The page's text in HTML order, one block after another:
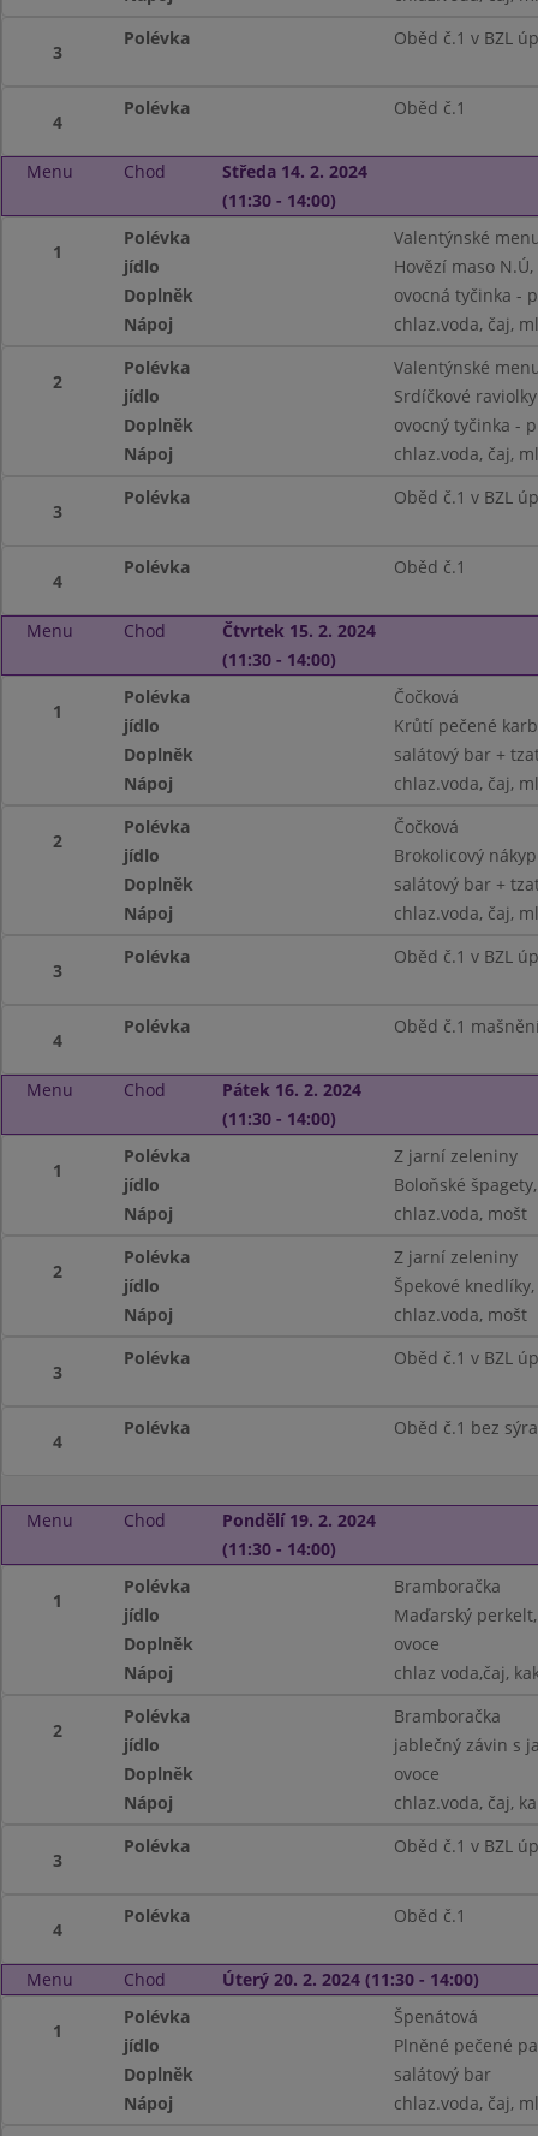
3
Polévka Oběd č.1 v BZL
4
Polévka Oběd č.1
Menu Chod
Středa 14. 2. 2024
(11:30 - 14:00)
1
Polévka
Valentýnské
jídlo
Hovězí maso
Doplněk
ovocná tyčinka -
Nápoj
chlaz.voda, čaj,
2
Polévka
Valentýnské
jídlo
Srdíčkové
Doplněk
ovocný tyčinka -
Nápoj
chlaz.voda, čaj,
3
Polévka Oběd č.1 v BZL
4
Polévka Oběd č.1
Menu Chod
Čtvrtek 15. 2. 2024
(11:30 - 14:00)
1
Polévka
Čočková
jídlo
Krůtí pečené
Doplněk
salátový bar +
Nápoj
chlaz.voda, čaj,
2
Polévka
Čočková
jídlo
Brokolicový
Doplněk
salátový bar +
Nápoj
chlaz.voda, čaj,
3
Polévka Oběd č.1 v BZL
4
Polévka Oběd č.1
Menu Chod
Pátek 16. 2. 2024
(11:30 - 14:00)
1
Polévka
Z jarní zeleniny
jídlo
Boloňské
Nápoj
chlaz.voda, mošt
2
Polévka
Z jarní zeleniny
jídlo
Špekové
Nápoj
chlaz.voda, mošt
3
Polévka Oběd č.1 v BZL
4
Polévka Oběd č.1 bez sýra
Menu Chod
Pondělí 19. 2. 2024
(11:30 - 14:00)
1
Polévka
Bramboračka
jídlo
Maďarský
Doplněk
ovoce
Nápoj
chlaz voda,čaj,
2
Polévka
Bramboračka
jídlo
jablečný závin s
Doplněk
ovoce
Nápoj
chlaz.voda, čaj,
3
Polévka Oběd č.1 v BZL
4
Polévka Oběd č.1
Menu Chod Úterý 20. 2. 2024 (11:30 - 14:00)
1
Polévka
Špenátová
jídlo
Plněné pečené
Doplněk
salátový bar
Nápoj
chlaz.voda, čaj,